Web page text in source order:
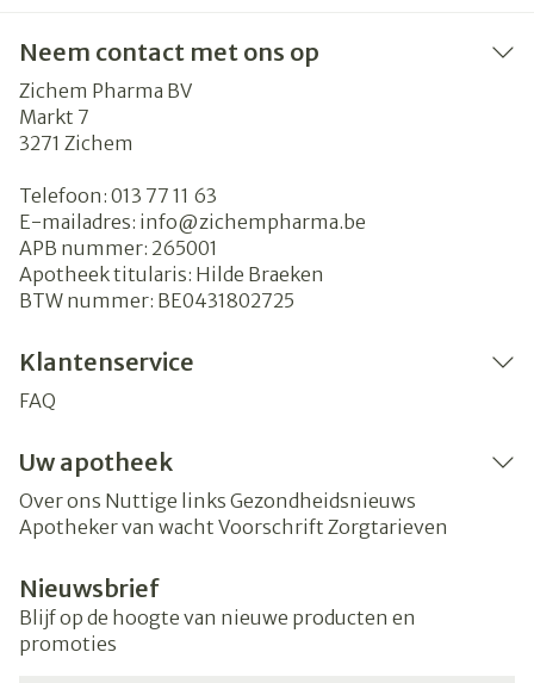
Neem contact met ons op
Zichem Pharma BV
Markt 7
3271 Zichem
Telefoon: 013 77 11 63
E-mailadres: info@zichempharma.be
APB nummer: 265001
Apotheek titularis: Hilde Braeken
BTW nummer: BE0431802725
Klantenservice
FAQ
Uw apotheek
Over ons Nuttige links Gezondheidsnieuws
Apotheker van wacht Voorschrift Zorgtarieven
Nieuwsbrief
Blijf op de hoogte van nieuwe producten en
promoties